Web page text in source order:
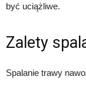
być uciążliwe.
Zalety
Spalanie trawy